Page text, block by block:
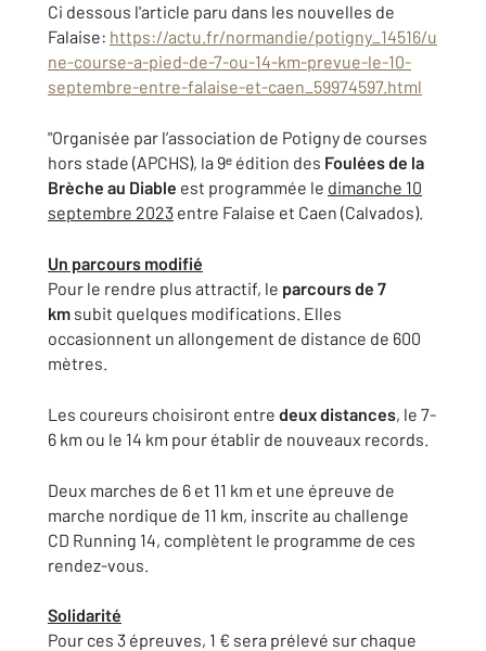
Ci dessous l'article paru dans les nouvelles de
Falaise: https://actu.fr/normandie/potigny_14516/u
ne-course-a-pied-de-7-ou-14-km-prevue-le-10-
septembre-entre-falaise-et-caen_59974597.html
"Organisée par l’association de Potigny de courses
hors stade (APCHS), la 9ᵉ édition des Foulées de la
Brèche au Diable est programmée le dimanche 10
septembre 2023 entre Falaise et Caen (Calvados).
Un parcours modifié
Pour le rendre plus attractif, le parcours de 7
km subit quelques modifications. Elles
occasionnent un allongement de distance de 600
mètres.
Les coureurs choisiront entre deux distances, le 7-
6 km ou le 14 km pour établir de nouveaux records.
Deux marches de 6 et 11 km et une épreuve de
marche nordique de 11 km, inscrite au challenge
CD Running 14, complètent le programme de ces
rendez-vous.
Solidarité
Pour ces 3 épreuves, 1 € sera prélevé sur chaque